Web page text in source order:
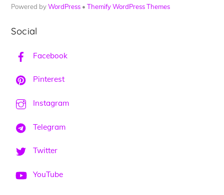
Powered byWordPress •Themify WordPress Themes
Social
Facebook
Pinterest
Instagram
Telegram
Twitter
YouTube